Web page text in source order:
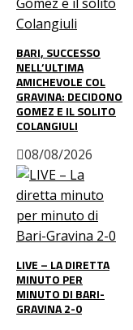
BARI, SUCCESSO
NELL’ULTIMA
AMICHEVOLE COL
GRAVINA: DECIDONO
GOMEZ E IL SOLITO
COLANGIULI
08/08/2026
LIVE – LA DIRETTA
MINUTO PER
MINUTO DI BARI-
GRAVINA 2-0